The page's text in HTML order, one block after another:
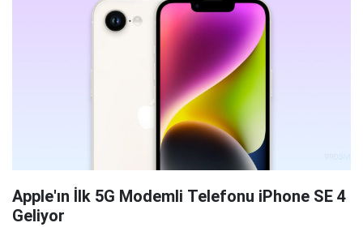
Apple'ın İlk 5G Modemli Telefonu iPhone SE 4
Geliyor